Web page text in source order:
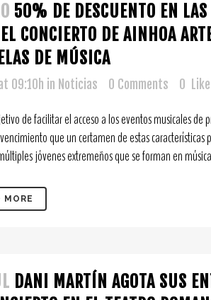
50% DE DESCUENTO EN LAS
CONCIERTO DE AINHOA
DE MÚSICA
09:10h in Noticias 0 Comments 0
de facilitar el acceso a los eventos musicales de
que un certamen de estas características
jóvenes extremeños que se forman en
MORE
DANI MARTÍN AGOTA SUS